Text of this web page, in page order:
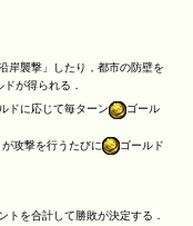
岸襲撃」したり，都市の防壁を
ドが得られる．
ドに応じて毎ターン
ゴール
攻撃を行うたびに
ゴールド
トを合計して勝敗が決定する．